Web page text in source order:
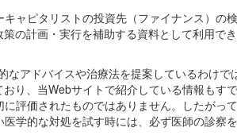
ャピタリストの投資先（ファイナンス）の検
の計画・実行を補助する資料として利用で
アドバイスや治療法を提案しているわけで
り、当Webサイトで紹介している情報もす
評価されたものではありません。したがっ
学的な対処を試す時には、必ず医師の診察